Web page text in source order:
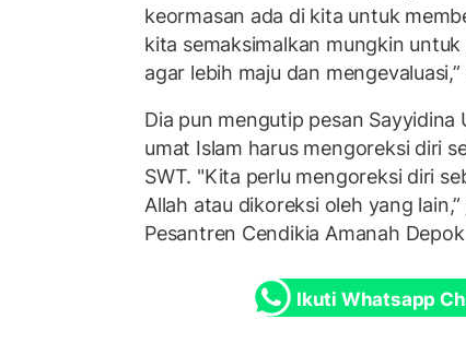
keormasan ada di kita untuk
kita semaksimalkan mungkin
agar lebih maju dan
Dia pun mengutip pesan
umat Islam harus mengoreksi diri
SWT. "Kita perlu mengoreksi diri
Allah atau dikoreksi oleh yang
Pesantren Cendikia Amanah
Ikuti Whatsapp